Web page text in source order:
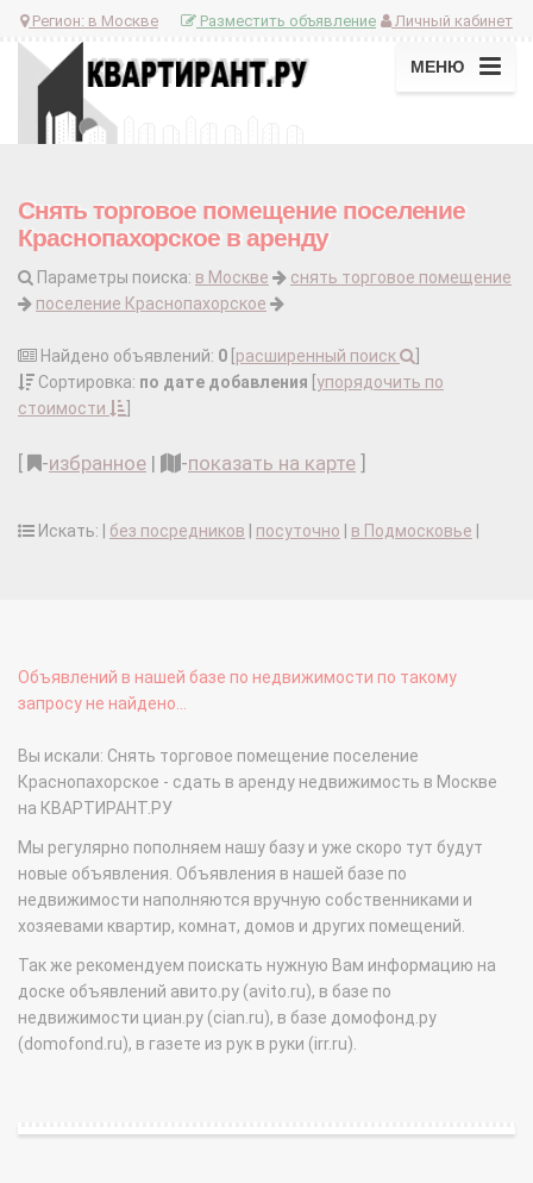
Регион: в Москве Личный кабинет
Разместить объявление
МЕНЮ
Снять торговое помещение поселение
Краснопахорское в аренду
Параметры поиска: в Москве
снять торговое помещение
поселение Краснопахорское
Найдено объявлений: 0 расширенный поиск
Сортировка: по дате добавления упорядочить по
стоимости
-избранное | -показать на карте
Искать: | без посредников посуточно в Подмосковье
Объявлений в нашей базе по недвижимости по такому
запросу не найдено...
Вы искали: Снять торговое помещение поселение
Краснопахорское - сдать в аренду недвижимость в Москве
на КВАРТИРАНТ.РУ
Мы регулярно пополняем нашу базу и уже скоро тут будут
новые объявления. Объявления в нашей базе по
недвижимости наполняются вручную собственниками и
хозяевами квартир, комнат, домов и других помещений.
Так же рекомендуем поискать нужную Вам информацию на
доске объявлений авито.ру (avito.ru), в базе по
недвижимости циан.ру (cian.ru), в базе домофонд.ру
(domofond.ru), в газете из рук в руки (irr.ru).